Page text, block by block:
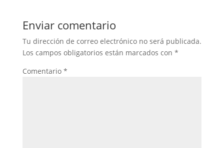
Enviar comentario
Tu dirección de correo electrónico no será publicada.
Los campos obligatorios están marcados con *
Comentario *